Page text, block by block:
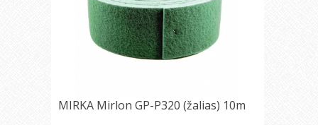
MIRKA Mirlon GP-P320 (žalias) 10m